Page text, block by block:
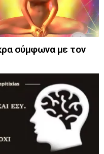
σύμφωνα με τον